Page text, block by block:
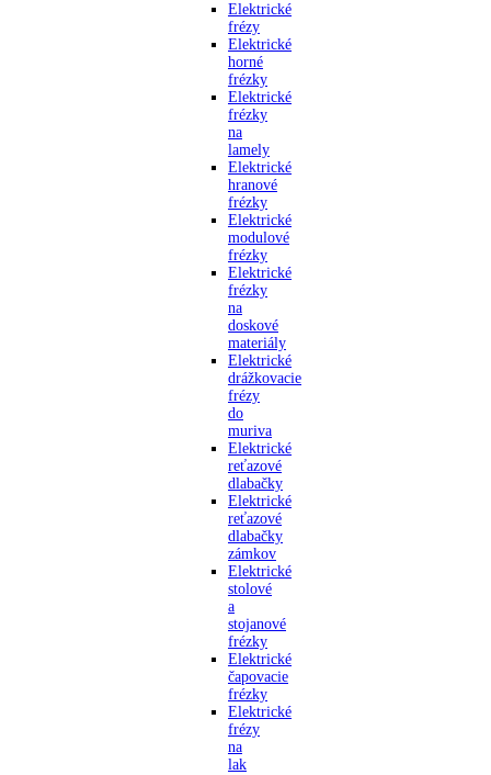
Elektrické
frézy
Elektrické
horné
frézky
Elektrické
frézky
na
lamely
Elektrické
hranové
frézky
Elektrické
modulové
frézky
Elektrické
frézky
na
doskové
materiály
Elektrické
drážkovacie
frézy
do
muriva
Elektrické
reťazové
dlabačky
Elektrické
reťazové
dlabačky
zámkov
Elektrické
stolové
a
stojanové
frézky
Elektrické
čapovacie
frézky
Elektrické
frézy
na
lak